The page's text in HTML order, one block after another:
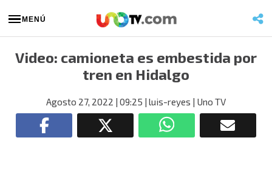
MENÚ
Video: camioneta es embestida por
tren en Hidalgo
Agosto 27, 2022 | 09:25 | luis-reyes | Uno TV